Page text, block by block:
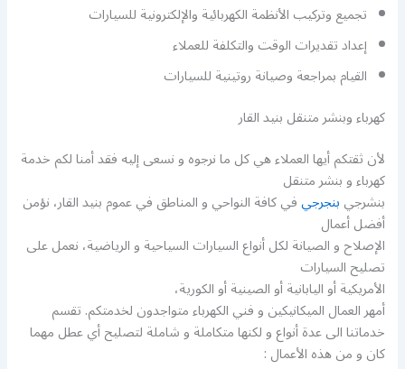
تجميع وتركيب الأنظمة الكهربائية والإلكترونية للسيارات
إعداد تقديرات الوقت والتكلفة للعملاء
القيام بمراجعة وصيانة روتينية للسيارات
كهرباء وبنشر متنقل بنيد القار
لأن ثقتكم أيها العملاء هي كل ما نرجوه و نسعى إليه فقد أمنا لكم خدمة
كهرباء و بنشر متنقل
بنشرجيبنجرجيفي كافة النواحي و المناطق في عموم بنيد القار، نؤمن
أفضل أعمال
الإصلاح و الصيانة لكل أنواع السيارات السياحية و الرياضية، نعمل على
تصليح السيارات
الأمريكية أو اليابانية أو الصينية أو الكورية،
أمهر العمال الميكانيكين و فني الكهرباء متواجدون لخدمتكم. تقسم
خدماتنا الى عدة أنواع و لكنها متكاملة و شاملة لتصليح أي عطل مهما
كان و من هذه الأعمال :